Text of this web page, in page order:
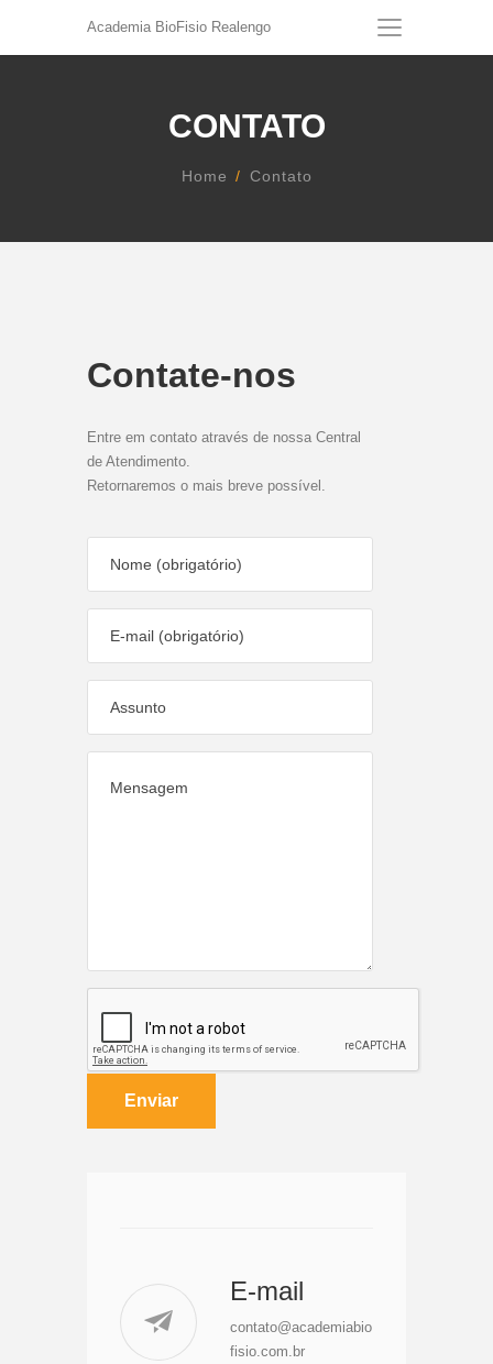
Academia BioFisio Realengo
CONTATO
Home Contato
Contate-nos
Entre em contato através de nossa Central
de Atendimento.
Retornaremos o mais breve possível.
E-mail
contato@academiabio
fisio.com.br